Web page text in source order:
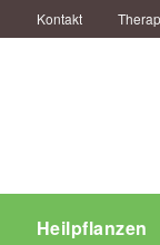
Kontakt
Heilpflanzen